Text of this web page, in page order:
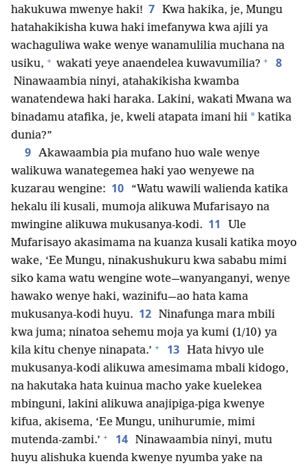
hakukuwa mwenye haki! 7 Kwa hakika, je, Mungu
hatahakikisha kuwa haki imefanywa kwa ajili ya
wachaguliwa wake wenye wanamulilia muchana na
usiku, + wakati yeye anaendelea kuwavumilia? + 8
Ninawaambia ninyi, atahakikisha kwamba
wanatendewa haki haraka. Lakini, wakati Mwana wa
binadamu atafika, je, kweli atapata imani hii * katika
dunia?”
9 Akawaambia pia mufano huo wale wenye
walikuwa wanategemea haki yao wenyewe na
kuzarau wengine: 10
“Watu wawili walienda katika
hekalu ili kusali, mumoja alikuwa Mufarisayo na
mwingine alikuwa mukusanya-kodi. 11
Ule
Mufarisayo akasimama na kuanza kusali katika moyo
wake, ‘Ee Mungu, ninakushukuru kwa sababu mimi
siko kama watu wengine wote⁠—⁠wanyanganyi, wenye
hawako wenye haki, wazinifu⁠—⁠ao hata kama
mukusanya-kodi huyu. 12 Ninafunga mara mbili
kwa juma; ninatoa sehemu moja ya kumi (1/10) ya
kila kitu chenye ninapata.’ + 13 Hata hivyo ule
mukusanya-kodi alikuwa amesimama mbali kidogo,
na hakutaka hata kuinua macho yake kuelekea
mbinguni, lakini alikuwa anajipiga-piga kwenye
kifua, akisema, ‘Ee Mungu, unihurumie, mimi
mutenda-zambi.’ + 14 Ninawaambia ninyi, mutu
huyu alishuka kuenda kwenye nyumba yake na